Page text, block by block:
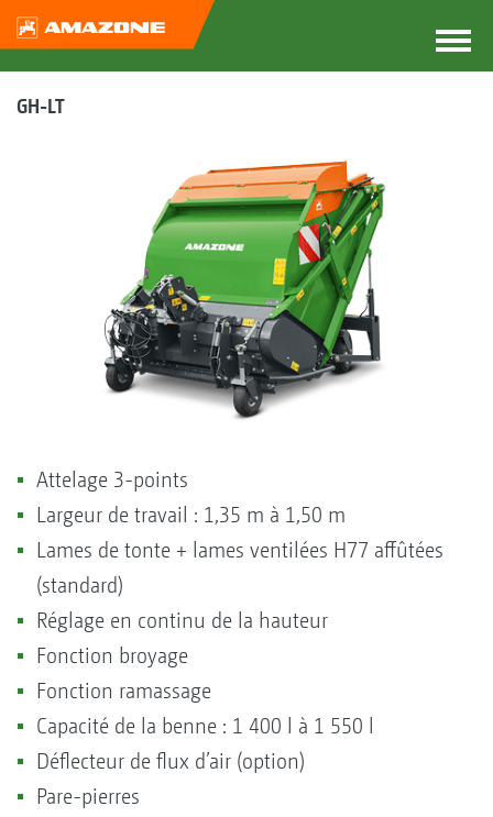
GH-LT
Attelage 3-points
Largeur de travail : 1,35 m à 1,50 m
Lames de tonte + lames ventilées H77 affûtées
(standard)
Réglage en continu de la hauteur
Fonction broyage
Fonction ramassage
Capacité de la benne : 1 400 l à 1 550 l
Déflecteur de flux d’air (option)
Pare-pierres